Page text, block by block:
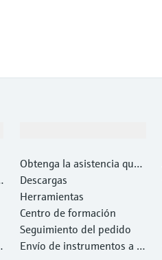
Obtenga la asistencia que
necesita con rapidez
Descargas
Herramientas
Centro de formación
Seguimiento del pedido
Envío de instrumentos a c